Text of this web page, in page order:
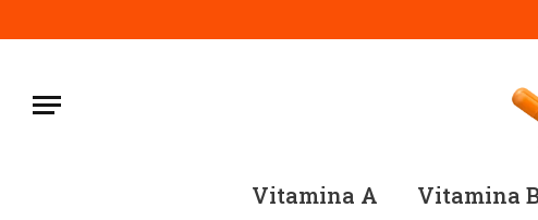
Vitamina A Vitamina